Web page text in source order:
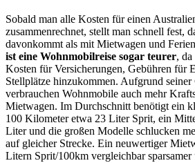
Sobald man alle Kosten für einen
zusammenrechnet, stellt man schnell fest,
davonkommt als mit Mietwagen und
ist eine Wohnmobilreise sogar teurer,
Kosten für Versicherungen, Gebühren für
Stellplätze hinzukommen. Aufgrund
verbrauchen Wohnmobile auch mehr
Mietwagen. Im Durchschnitt benötigt ein
100 Kilometer etwa 23 Liter Sprit, ein
Liter und die großen Modelle schlucken
auf gleicher Strecke. Ein neuwertiger
Litern Sprit/100km vergleichbar sparsamer